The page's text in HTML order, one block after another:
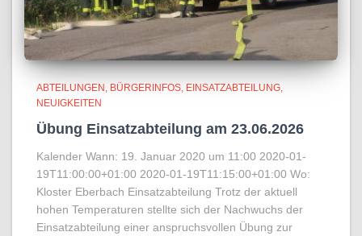
ABTEILUNGEN BÜRGERINFOS EINSATZABTEILUNG
NEUIGKEITEN
Übung Einsatzabteilung am 23.06.2026
Kalender Wann: 19. Januar 2020 um 11:00 2020-01-
19T11:00:00+01:00 2020-01-19T11:15:00+01:00 Wo:
Kloster Eberbach Einsatzabteilung Trotz der aktuell
hohen Temperaturen stellte sich der Nachwuchs der
Einsatzabteilung einer anspruchsvollen Übung zur